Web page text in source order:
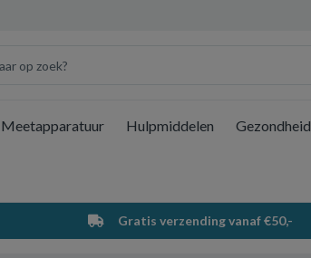
Meetapparatuur Hulpmiddelen Gezondheid
Gratis verzending vanaf €50,-